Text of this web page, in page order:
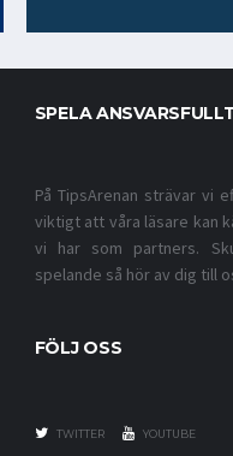
SPELA
På TipsArenan strävar vi
viktigt att våra läsare kan
vi har som partners.
spelande så hör av dig till
FÖLJ OSS
TWITTER YOUTUBE